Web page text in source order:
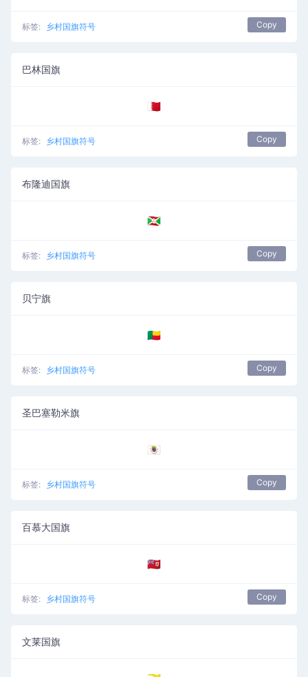
标签: 乡村国旗符号 Copy
巴林国旗
🇧🇭
标签: 乡村国旗符号 Copy
布隆迪国旗
🇧🇮
标签: 乡村国旗符号 Copy
贝宁旗
🇧🇯
标签: 乡村国旗符号 Copy
圣巴塞勒米旗
🇧🇱
标签: 乡村国旗符号 Copy
百慕大国旗
🇧🇲
标签: 乡村国旗符号 Copy
文莱国旗